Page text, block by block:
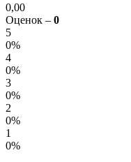
0,00
Оценок – 0
5
0%
4
0%
3
0%
2
0%
1
0%